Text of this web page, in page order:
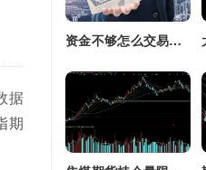
据
期
资金不够怎么交易股指期货(资金不够怎么交易股指期货呢)